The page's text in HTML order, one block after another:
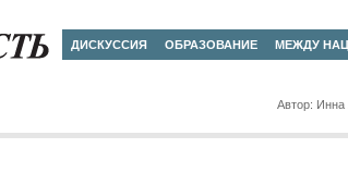
ДИСКУССИЯ ОБРАЗОВАНИЕ МЕЖДУ
Автор: Инна